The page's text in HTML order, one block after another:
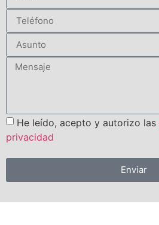
He leído, acepto y autorizo las
privacidad
Enviar